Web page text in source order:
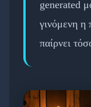
generated
γινόμενη
παίρνει